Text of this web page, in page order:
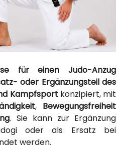
für einen Judo-Anzug
oder Ergänzungsteil des
Kampfsportkonzipiert, mit
, Bewegungsfreiheit
. Sie kann zur Ergänzung
oder als Ersatz bei
werden.